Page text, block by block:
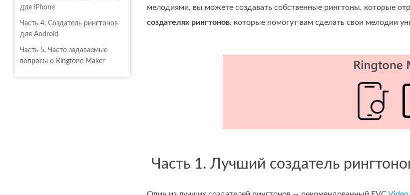
для iPhone
Часть 4. Создатель рингтонов
для Android
Часть 5. Часто задаваемые
вопросы о Ringtone Maker
мелодиями, вы можете создавать собственные рингтоны, которые
создателях рингтонов, которые помогут вам сделать свои мелодии
Часть 1. Лучший создатель